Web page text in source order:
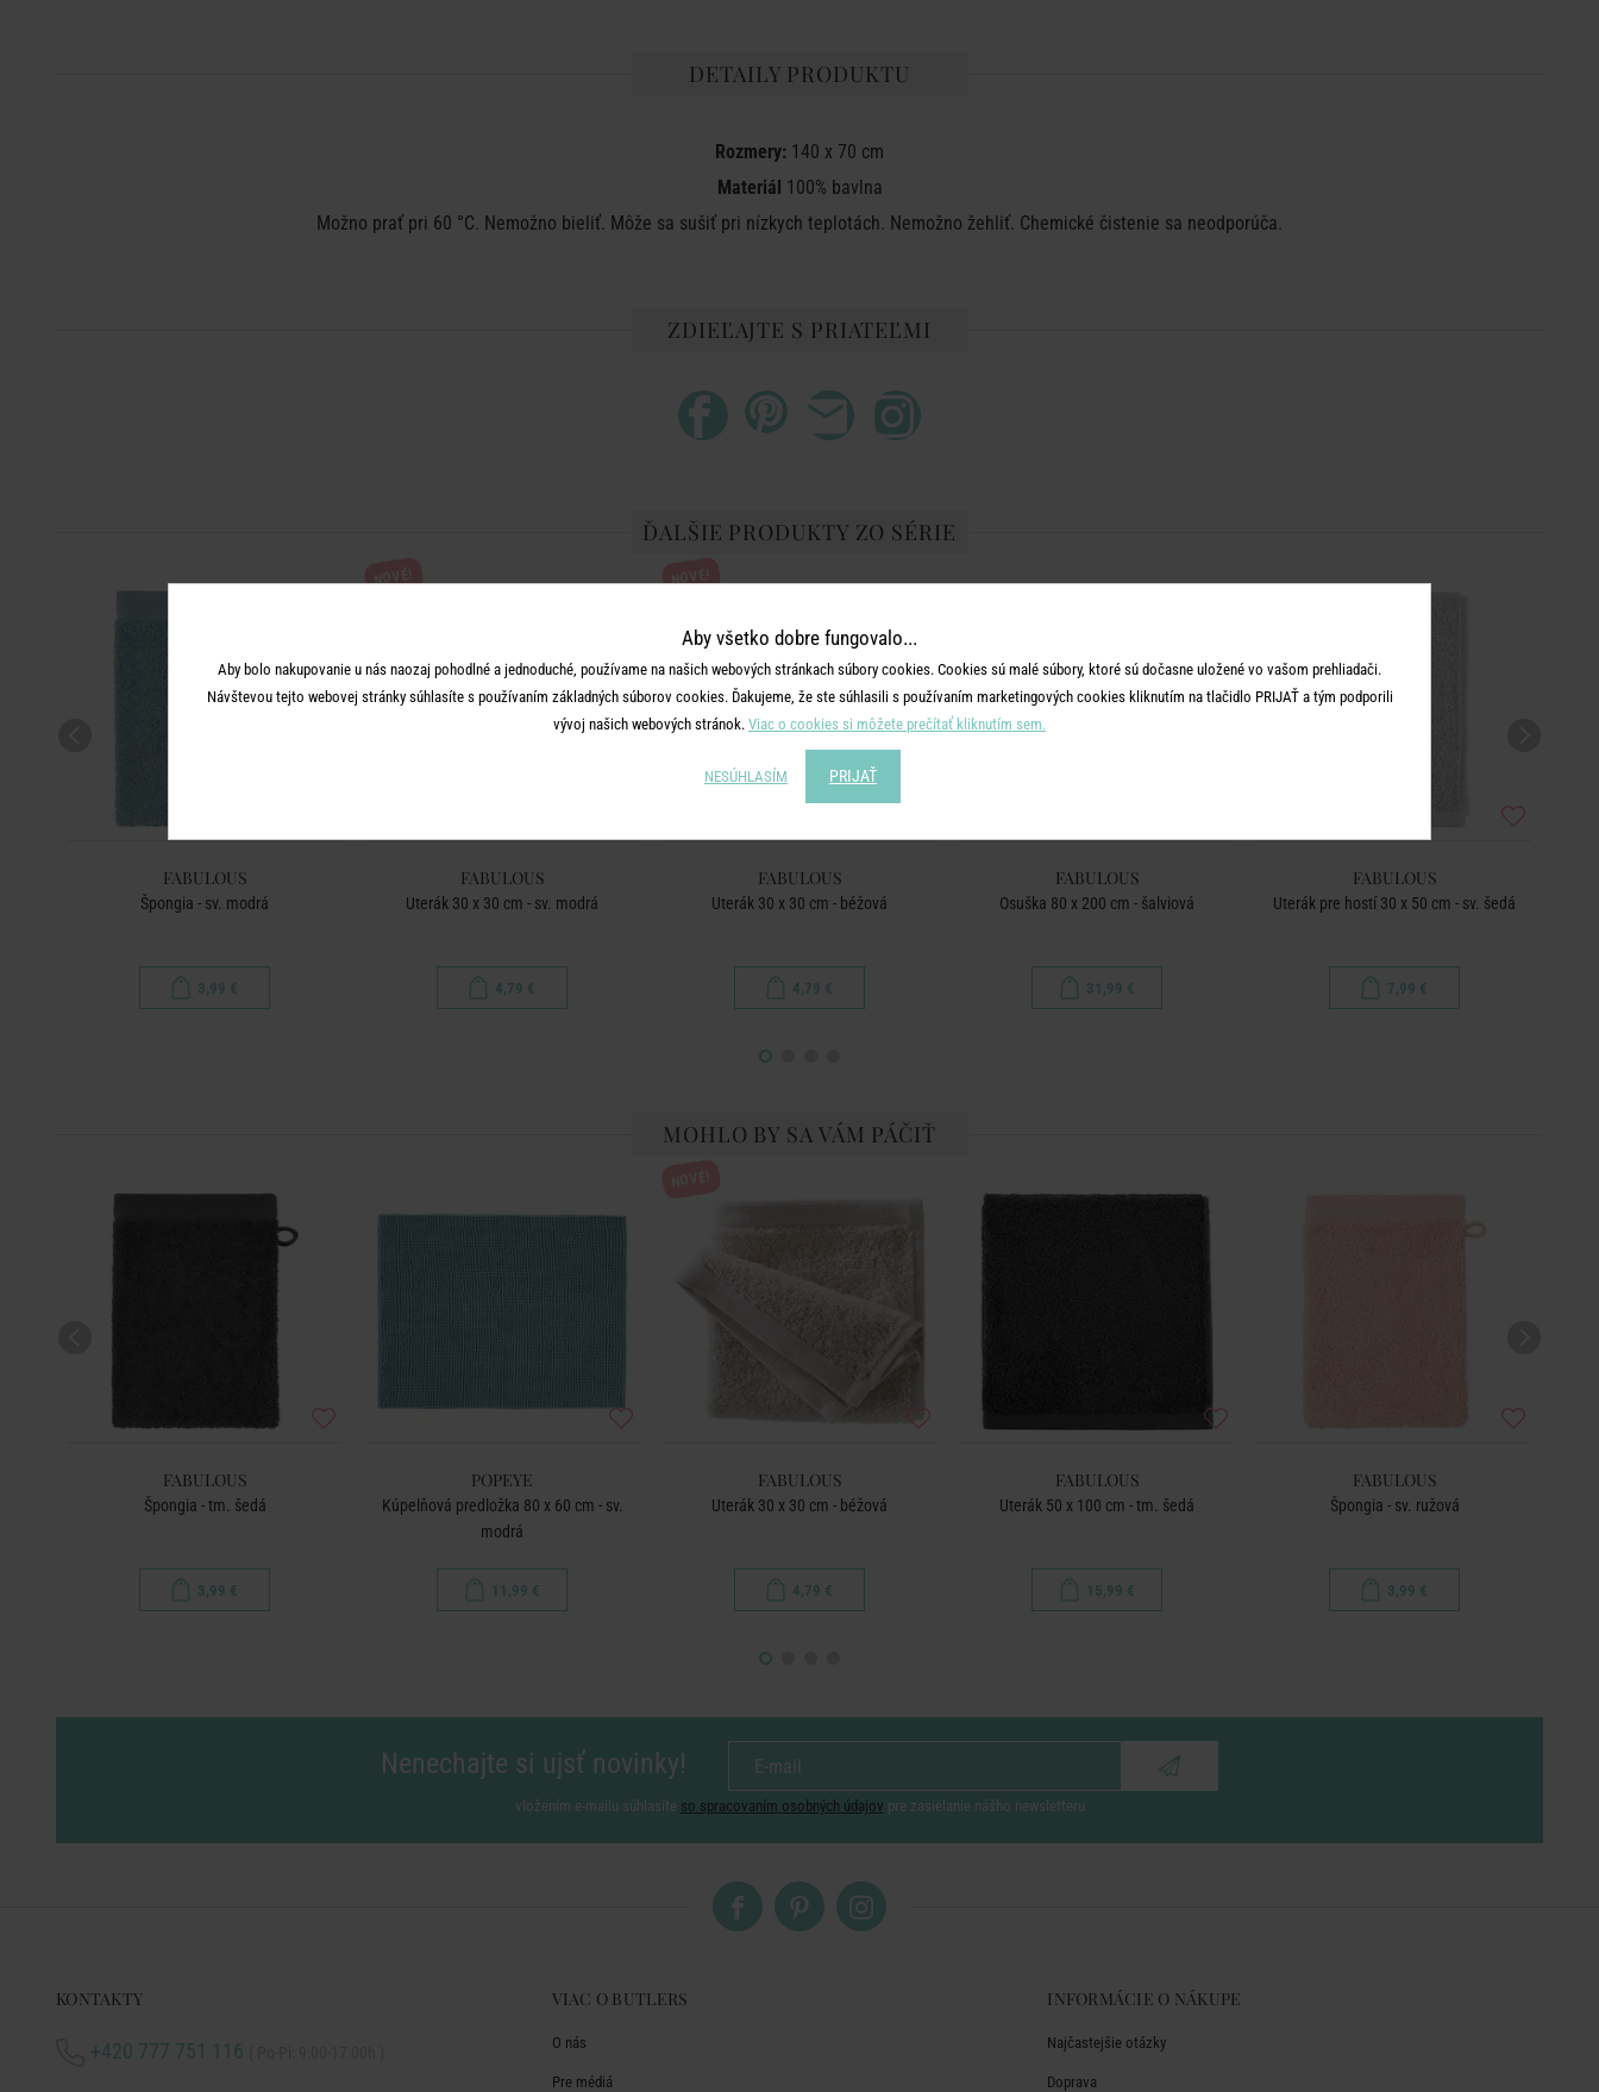
DETAILY PRODUKTU
Rozmery: 140 x 70 cm
Materiál 100% bavlna
Možno prať pri 60 °C. Nemožno bieliť. Môže sa sušiť pri nízkych teplotách. Nemožno žehliť. Chemické čistenie sa neodporúča.
ZDIEĽAJTE S PRIATEĽMI
ĎALŠIE PRODUKTY ZO SÉRIE
FABULOUS
Špongia - sv. modrá
3,99 €
FABULOUS
Uterák 30 x 30 cm - sv. modrá
4,79 €
FABULOUS
Uterák 30 x 30 cm - béžová
4,79 €
FABULOUS
Osuška 80 x 200 cm - šalviová
31,99 €
FABULOUS
Uterák pre hostí 30 x 50 cm - sv. šedá
7,99 €
MOHLO BY SA VÁM PÁČIŤ
FABULOUS
Špongia - tm. šedá
3,99 €
POPEYE
Kúpelňová predložka 80 x 60 cm - sv.
modrá
11,99 €
FABULOUS
Uterák 30 x 30 cm - béžová
4,79 €
FABULOUS
Uterák 50 x 100 cm - tm. šedá
15,99 €
FABULOUS
Špongia - sv. ružová
3,99 €
Nenechajte si ujsť novinky!
vložením e-mailu súhlasíte so spracovaním osobných údajov pre zasielanie nášho newsletteru
KONTAKTY
+420 777 751 116
VIAC O BUTLERS
O nás
Pre médiá
INFORMÁCIE O NÁKUPE
Najčastejšie otázky
Doprava
Aby všetko dobre fungovalo...
Aby bolo nakupovanie u nás naozaj pohodlné a jednoduché, používame na našich webových stránkach súbory cookies. Cookies sú malé súbory, ktoré sú dočasne uložené vo vašom prehliadači.
Návštevou tejto webovej stránky súhlasíte s používaním základných súborov cookies. Ďakujeme, že ste súhlasili s používaním marketingových cookies kliknutím na tlačidlo PRIJAŤ a tým podporili
vývoj našich webových stránok. Viac o cookies si môžete prečítať kliknutím sem.
NESÚHLASÍM PRIJAŤ